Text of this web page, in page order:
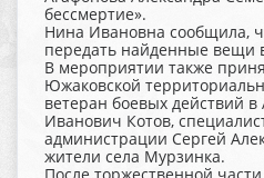
бессмертие».
Нина Ивановна сообщила,
передать найденные вещи
В мероприятии также
Южаковской
ветеран боевых действий в
Иванович Котов,
администрации Сергей
жители села Мурзинка.